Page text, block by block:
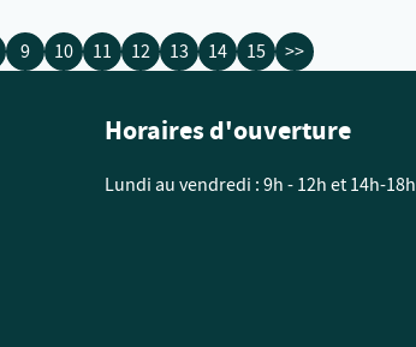
9 10 11 12 13 14 15 >>
Horaires d'ouverture
Lundi au vendredi : 9h - 12h et 14h-18h